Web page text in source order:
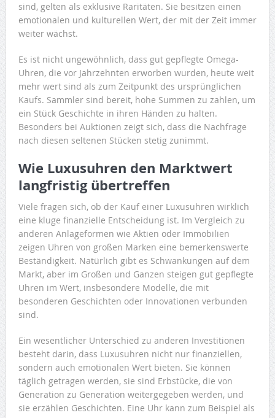
sind, gelten als exklusive Raritäten. Sie besitzen einen
emotionalen und kulturellen Wert, der mit der Zeit immer
weiter wächst.
Es ist nicht ungewöhnlich, dass gut gepflegte Omega-
Uhren, die vor Jahrzehnten erworben wurden, heute weit
mehr wert sind als zum Zeitpunkt des ursprünglichen
Kaufs. Sammler sind bereit, hohe Summen zu zahlen, um
ein Stück Geschichte in ihren Händen zu halten.
Besonders bei Auktionen zeigt sich, dass die Nachfrage
nach diesen seltenen Stücken stetig zunimmt.
Wie Luxusuhren den Marktwert
langfristig übertreffen
Viele fragen sich, ob der Kauf einer Luxusuhren wirklich
eine kluge finanzielle Entscheidung ist. Im Vergleich zu
anderen Anlageformen wie Aktien oder Immobilien
zeigen Uhren von großen Marken eine bemerkenswerte
Beständigkeit. Natürlich gibt es Schwankungen auf dem
Markt, aber im Großen und Ganzen steigen gut gepflegte
Uhren im Wert, insbesondere Modelle, die mit
besonderen Geschichten oder Innovationen verbunden
sind.
Ein wesentlicher Unterschied zu anderen Investitionen
besteht darin, dass Luxusuhren nicht nur finanziellen,
sondern auch emotionalen Wert bieten. Sie können
täglich getragen werden, sie sind Erbstücke, die von
Generation zu Generation weitergegeben werden, und
sie erzählen Geschichten. Eine Uhr kann zum Beispiel als